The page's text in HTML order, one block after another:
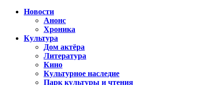
Новости
Анонс
Хроника
Культура
Дом актёра
Литература
Кино
Культурное наследие
Парк культуры и чтения